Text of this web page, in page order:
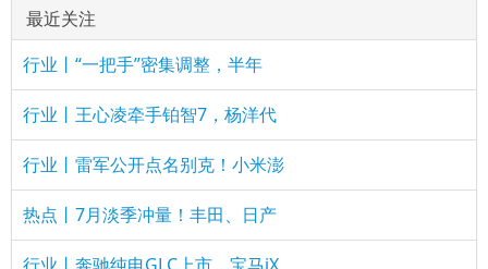
最近关注
行业丨“一把手”密集调整，半年
行业丨王心凌牵手铂智7，杨洋代
行业丨雷军公开点名别克！小米澎
热点丨7月淡季冲量！丰田、日产